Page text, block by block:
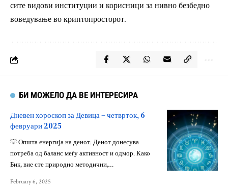
сите видови институции и корисници за нивно безбедно
воведување во криптопросторот.
БИ МОЖЕЛО ДА ВЕ ИНТЕРЕСИРА
Дневен хороскоп за Девица – четврток, 6
февруари 2025
💡 Општа енергија на денот: Денот донесува
потреба од баланс меѓу активност и одмор. Како
Бик, вие сте природно методични,…
February 6, 2025